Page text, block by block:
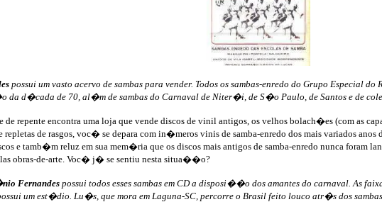
possui um vasto acervo de sambas para vender. Todos os sambas-enredo do Grupo Especial
da d�cada de 70, al�m de sambas do Carnaval de Niter�i, de S�o Paulo, de Santos e de
repente encontra uma loja que vende discos de vinil antigos, os velhos bolach�es (com as
de rasgos, voc� se depara com in�meros vinis de samba-enredo dos mais variados
e tamb�m reluz em sua mem�ria que os discos mais antigos de samba-enredo nunca foram
obras-de-arte. Voc� j� se sentiu nesta situa��o?
Fernandes possui todos esses sambas em CD a disposi��o dos amantes do carnaval. As
um est�dio. Lu�s, que mora em Laguna-SC, percorre o Brasil feito louco atr�s dos